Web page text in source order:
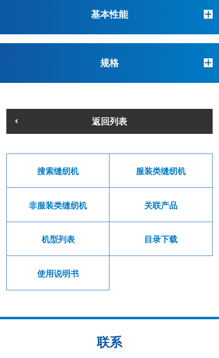
基本性能
规格
返回列表
搜索缝纫机 服装类缝纫机
非服装类缝纫机 关联产品
机型列表 目录下载
使用说明书
联系